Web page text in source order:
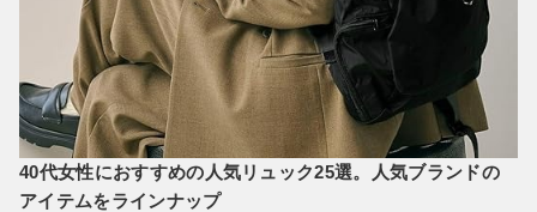
40代女性におすすめの人気リュック25選。人気ブランドの
アイテムをラインナップ